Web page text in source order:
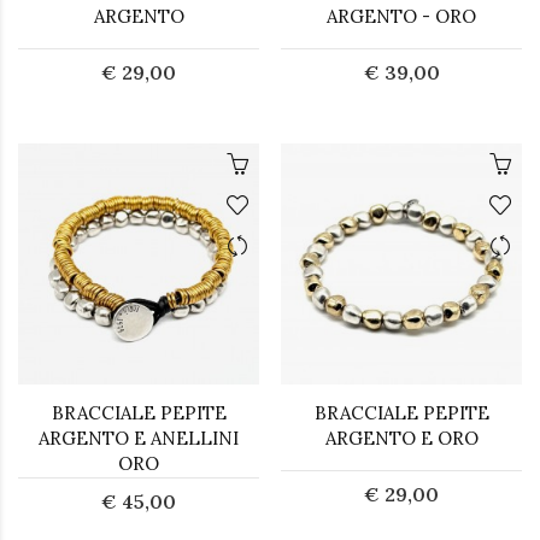
ARGENTO
€ 29,00
ARGENTO - ORO
€ 39,00
BRACCIALE PEPITE
ARGENTO E ANELLINI
ORO
€ 45,00
BRACCIALE PEPITE
ARGENTO E ORO
€ 29,00